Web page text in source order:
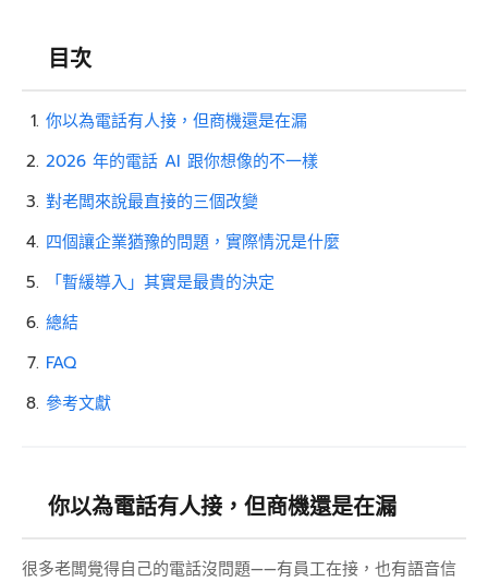
目次
你以為電話有人接，但商機還是在漏
2026 年的電話 AI 跟你想像的不一樣
對老闆來說最直接的三個改變
四個讓企業猶豫的問題，實際情況是什麼
「暫緩導入」其實是最貴的決定
總結
FAQ
參考文獻
你以為電話有人接，但商機還是在漏
很多老闆覺得自己的電話沒問題——有員工在接，也有語音信